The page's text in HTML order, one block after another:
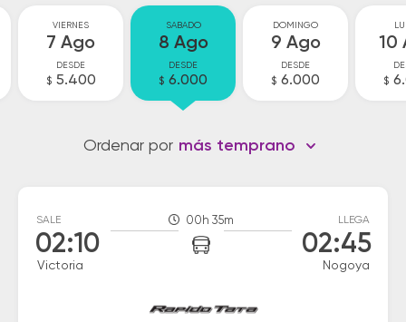
VIERNES
7 Ago
DESDE
$ 5.400
SABADO
8 Ago
DESDE
$ 6.000
DOMINGO
9 Ago
DESDE
$ 6.000
10
$
Ordenar por más temprano
SALE
02:10
Victoria
00h 35m LLEGA
02:45
Nogoya